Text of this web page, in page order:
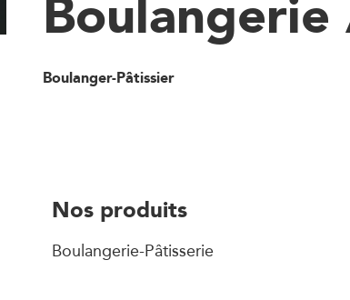
Boulanger-Pâtissier
Nos produits
Boulangerie-Pâtisserie